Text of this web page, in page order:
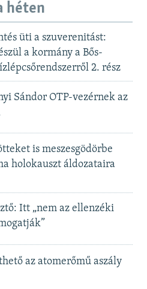
héten
üti a szuverenitást:
a kormány a Bős-
2. rész
Sándor OTP-vezérnek az
is meszesgödörbe
holokauszt áldozataira
Itt „nem az ellenzéki
az atomerőmű aszály